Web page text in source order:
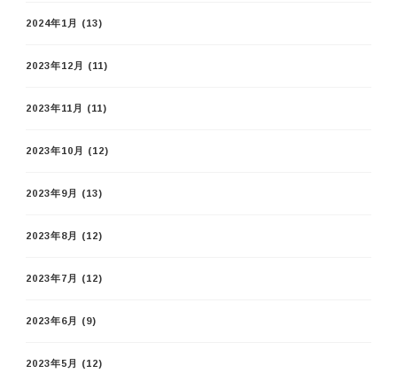
2024年1月 (13)
2023年12月 (11)
2023年11月 (11)
2023年10月 (12)
2023年9月 (13)
2023年8月 (12)
2023年7月 (12)
2023年6月 (9)
2023年5月 (12)